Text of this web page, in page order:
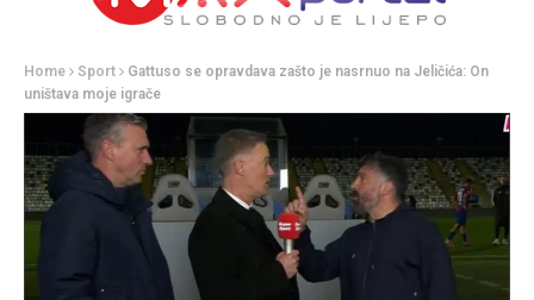
Home Sport
Gattuso se opravdava zašto je nasrnuo na Jeličića: On
uništava moje igrače